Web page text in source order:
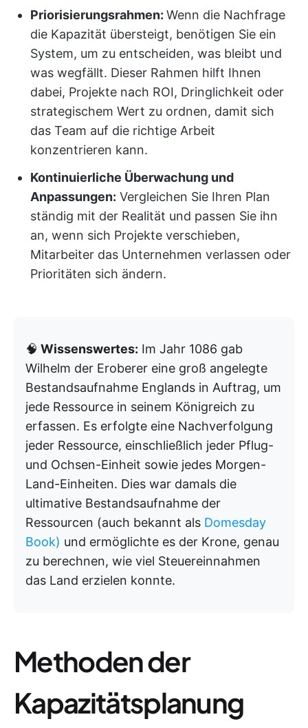
Priorisierungsrahmen: Wenn die Nachfrage
die Kapazität übersteigt, benötigen Sie ein
System, um zu entscheiden, was bleibt und
was wegfällt. Dieser Rahmen hilft Ihnen
dabei, Projekte nach ROI, Dringlichkeit oder
strategischem Wert zu ordnen, damit sich
das Team auf die richtige Arbeit
konzentrieren kann.
Kontinuierliche Überwachung und
Anpassungen: Vergleichen Sie Ihren Plan
ständig mit der Realität und passen Sie ihn
an, wenn sich Projekte verschieben,
Mitarbeiter das Unternehmen verlassen oder
Prioritäten sich ändern.
🧠 Wissenswertes: Im Jahr 1086 gab
Wilhelm der Eroberer eine groß angelegte
Bestandsaufnahme Englands in Auftrag, um
jede Ressource in seinem Königreich zu
erfassen. Es erfolgte eine Nachverfolgung
jeder Ressource, einschließlich jeder Pflug-
und Ochsen-Einheit sowie jedes Morgen-
Land-Einheiten. Dies war damals die
ultimative Bestandsaufnahme der
Ressourcen (auch bekannt als Domesday
Book) und ermöglichte es der Krone, genau
zu berechnen, wie viel Steuereinnahmen
das Land erzielen konnte.
Methoden der
Kapazitätsplanung